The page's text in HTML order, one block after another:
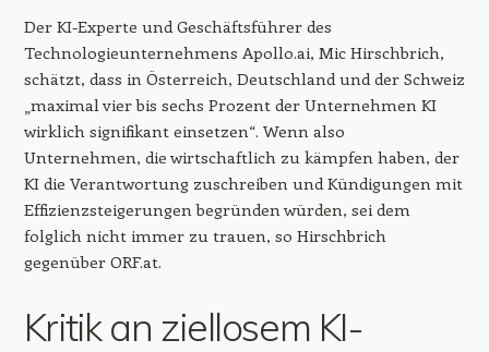
Der KI-Experte und Geschäftsführer des
Technologieunternehmens Apollo.ai, Mic Hirschbrich,
schätzt, dass in Österreich, Deutschland und der Schweiz
„maximal vier bis sechs Prozent der Unternehmen KI
wirklich signifikant einsetzen“. Wenn also
Unternehmen, die wirtschaftlich zu kämpfen haben, der
KI die Verantwortung zuschreiben und Kündigungen mit
Effizienzsteigerungen begründen würden, sei dem
folglich nicht immer zu trauen, so Hirschbrich
gegenüber ORF.at.
Kritik an ziellosem KI-